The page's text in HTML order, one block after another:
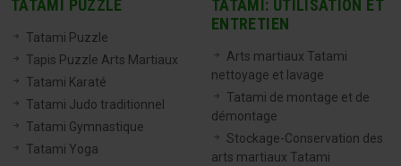
TATAMI PUZZLE
Tatami Puzzle
Tapis Puzzle Arts Martiaux
Tatami Karaté
Tatami Judo traditionnel
Tatami Gymnastique
Tatami Yoga
TATAMI: UTILISATION ET
ENTRETIEN
Arts martiaux Tatami
nettoyage et lavage
Tatami de montage et de
démontage
Stockage-Conservation des
arts martiaux Tatami